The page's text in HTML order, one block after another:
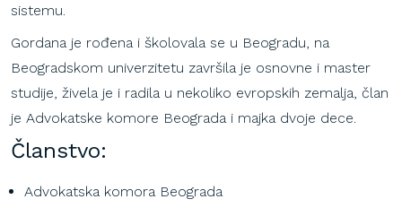
sistemu.
Gordana je rođena i školovala se u Beogradu, na
Beogradskom univerzitetu završila je osnovne i master
studije, živela je i radila u nekoliko evropskih zemalja, član
je Advokatske komore Beograda i majka dvoje dece.
Članstvo:
Advokatska komora Beograda